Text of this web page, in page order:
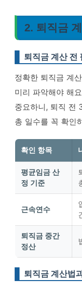
2. 퇴직금
퇴직금 계산 전
정확한 퇴직금 계
미리 파악해야 해
중요하니, 퇴직 전
총 일수를 꼭 확인
확인 항목
평균임금 산
정 기준
근속연수
퇴직금 중간
정산
퇴직금 계산법